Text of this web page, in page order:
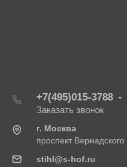
+7(495)015-3788
Заказать звонок
г. Москва
проспект
stihl@s-hof.ru